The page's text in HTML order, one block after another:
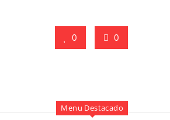
0 0
Menu Destacado